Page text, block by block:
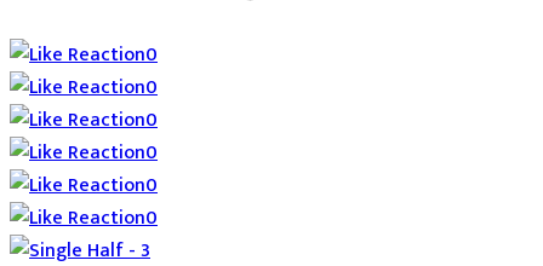
0
0
0
0
0
0